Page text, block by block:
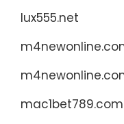
lux555.net
mac1bet789.com